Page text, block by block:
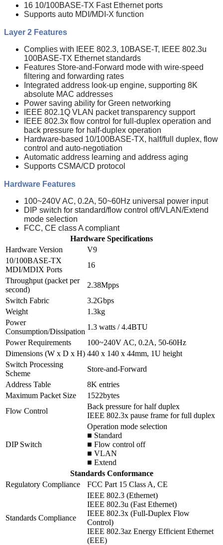
16 10/100BASE-TX Fast Ethernet ports
Supports auto MDI/MDI-X function
Layer 2 Features
Complies with IEEE 802.3, 10BASE-T, IEEE 802.3u
100BASE-TX Ethernet standards
Features Store-and-Forward mode with wire-speed
filtering and forwarding rates
Integrated address look-up engine, supporting 8K
absolute MAC addresses
Power saving ability for Green networking
IEEE 802.1Q VLAN packet transparency support
IEEE 802.3x flow control for full-duplex operation and
back pressure for half-duplex operation
Hardware-based 10/100BASE-TX, half/full duplex, flow
control and auto-negotiation
Automatic address learning and address aging
Supports CSMA/CD protocol
Hardware Features
100~240V AC, 0.2A, 50~60Hz universal power input
DIP switch for standard/flow control off/VLAN/Extend
mode selection
FCC, CE class A compliant
Hardware Specifications
Hardware Version
V9
10/100BASE-TX
MDI/MDIX Ports
16
Throughput (packet per
second)
2.38Mpps
Switch Fabric
3.2Gbps
Weight
1.3kg
Power
Consumption/Dissipation
1.3 watts / 4.4BTU
Power Requirements
100~240V AC, 0.2A, 50-60Hz
Dimensions (W x D x H) 440 x 140 x 44mm, 1U height
Switch Processing
Scheme
Store-and-Forward
Address Table
8K entries
Maximum Packet Size
1522bytes
Flow Control
Back pressure for half duplex
IEEE 802.3x pause frame for full duplex
DIP Switch
Operation mode selection
■ Standard
■ Flow control off
■ VLAN
■ Extend
Standards Conformance
Regulatory Compliance
FCC Part 15 Class A, CE
Standards Compliance
IEEE 802.3 (Ethernet)
IEEE 802.3u (Fast Ethernet)
IEEE 802.3x (Full-Duplex Flow
Control)
IEEE 802.3az Energy Efficient Ethernet
(EEE)